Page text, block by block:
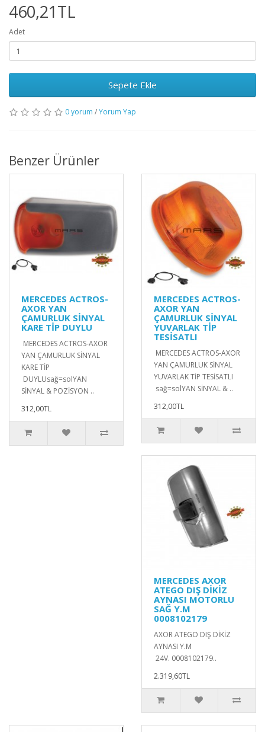
460,21TL
Adet
Sepete Ekle
0 yorum /Yorum Yap
Benzer Ürünler
MERCEDES ACTROS-
AXOR YAN
ÇAMURLUK SİNYAL
KARE TİP DUYLU
MERCEDES ACTROS-AXOR
YAN ÇAMURLUK SİNYAL
KARE TİP
DUYLUsağ=solYAN
SİNYAL & POZİSYON ..
312,00TL
MERCEDES ACTROS-
AXOR YAN
ÇAMURLUK SİNYAL
YUVARLAK TİP
TESİSATLI
MERCEDES ACTROS-AXOR
YAN ÇAMURLUK SİNYAL
YUVARLAK TİP TESİSATLI
sağ=solYAN SİNYAL & ..
312,00TL
MERCEDES AXOR
ATEGO DIŞ DİKİZ
AYNASI MOTORLU
SAĞ Y.M
0008102179
AXOR ATEGO DIŞ DİKİZ
AYNASI Y.M
24V. 0008102179..
2.319,60TL